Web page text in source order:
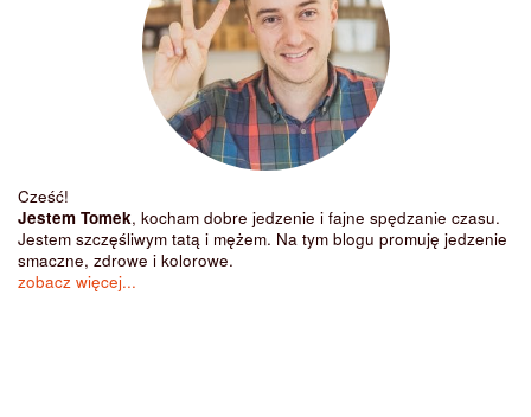
Cześć!
Jestem Tomek, kocham dobre jedzenie i fajne spędzanie czasu.
Jestem szczęśliwym tatą i mężem. Na tym blogu promuję jedzenie
smaczne, zdrowe i kolorowe.
zobacz więcej...